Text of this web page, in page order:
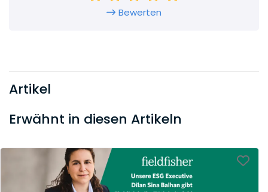
können mit Stolz sagen: “Internationale
Bewerten
Artikel
Erwähnt in diesen Artikeln